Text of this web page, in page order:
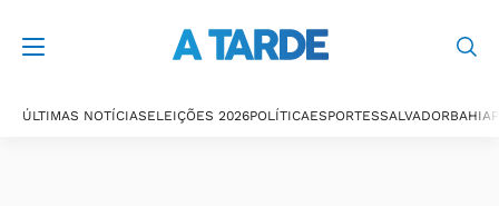
ÚLTIMAS NOTÍCIASELEIÇÕES 2026POLÍTICAESPORTESSALVADORBAHIA